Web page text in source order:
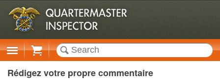
Cart
Rédigez votre propre commentaire